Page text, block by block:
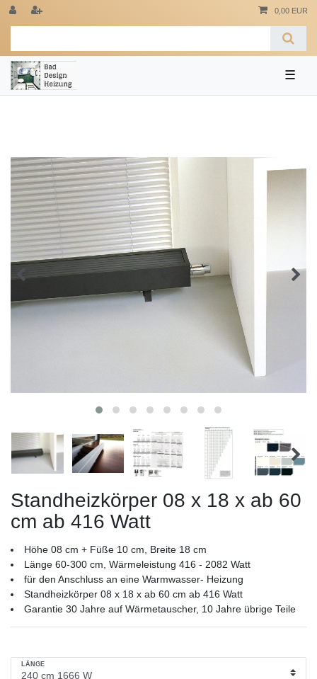
0,00 EUR
☰
Standheizkörper 08 x 18 x ab 60
cm ab 416 Watt
Höhe 08 cm + Füße 10 cm, Breite 18 cm
Länge 60-300 cm, Wärmeleistung 416 - 2082 Watt
für den Anschluss an eine Warmwasser- Heizung
Standheizkörper 08 x 18 x ab 60 cm ab 416 Watt
Garantie 30 Jahre auf Wärmetauscher, 10 Jahre übrige Teile
LÄNGE